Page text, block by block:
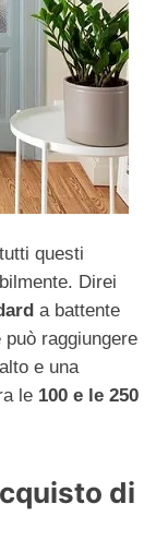
questi
Direi
a battente
può raggiungere
e una
le 100 e le 250
di